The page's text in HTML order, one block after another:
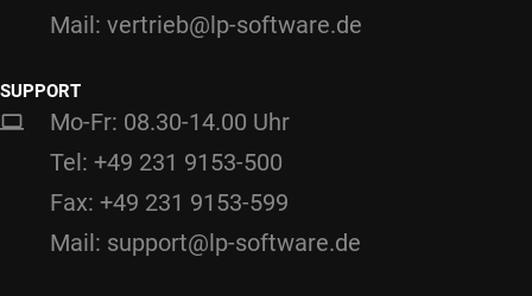
Mail: vertrieb@lp-software.de
SUPPORT
Mo-Fr: 08.30-14.00 Uhr
Tel: +49 231 9153-500
Fax: +49 231 9153-599
Mail: support@lp-software.de